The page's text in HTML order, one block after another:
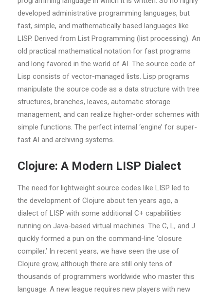
developed administrative programming languages, but
fast, simple, and mathematically based languages like
LISP. Derived from List Programming (list processing). An
old practical mathematical notation for fast programs
and long favored in the world of AI. The source code of
Lisp consists of vector-managed lists. Lisp programs
manipulate the source code as a data structure with tree
structures, branches, leaves, automatic storage
management, and can realize higher-order schemes with
simple functions. The perfect internal ‘engine’ for super-
fast AI and archiving systems.
Clojure: A Modern LISP Dialect
The need for lightweight source codes like LISP led to
the development of Clojure about ten years ago, a
dialect of LISP with some additional C+ capabilities
running on Java-based virtual machines. The C, L, and J
quickly formed a pun on the command-line ‘closure
compiler.’ In recent years, we have seen the use of
Clojure grow, although there are still only tens of
thousands of programmers worldwide who master this
language. A new league requires new players with new